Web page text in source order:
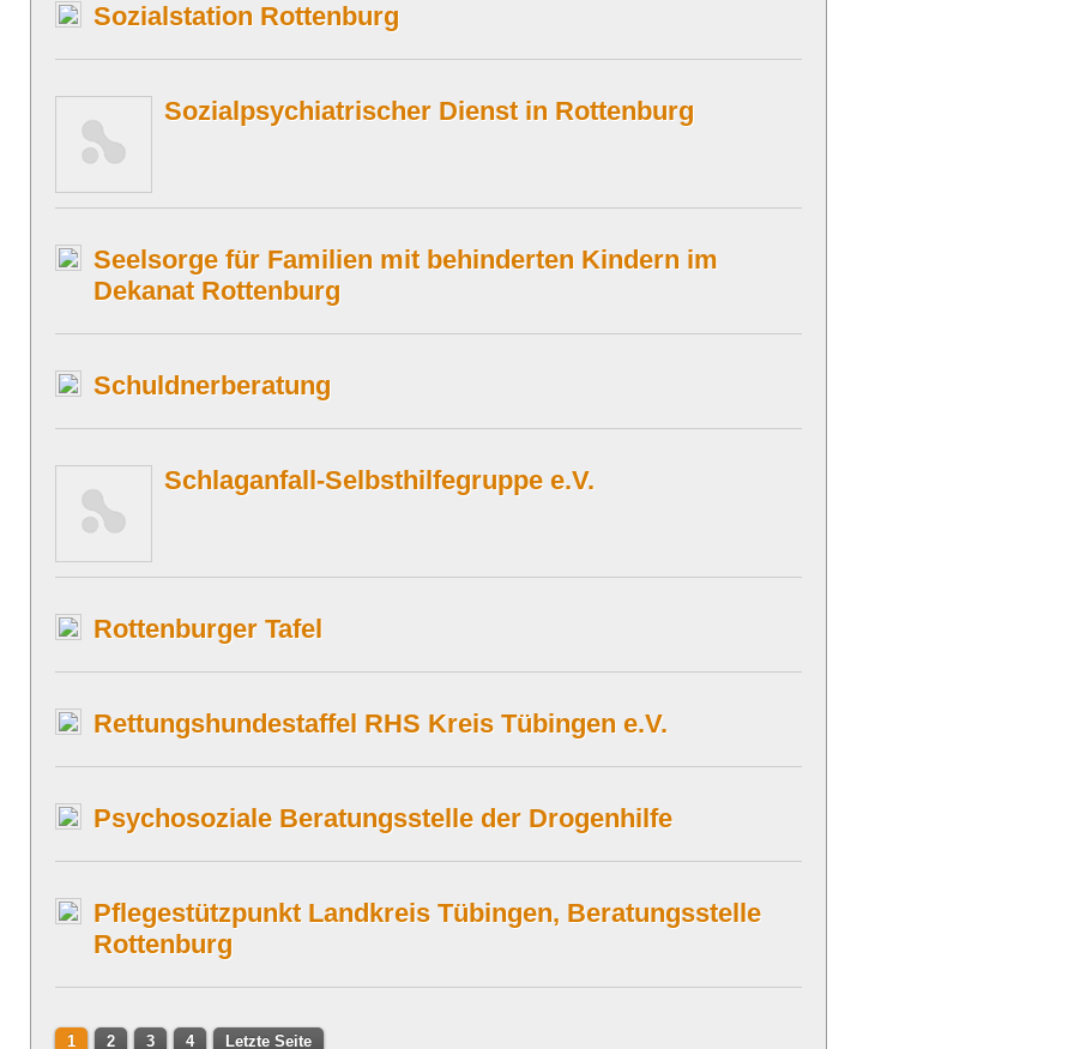
Sozialstation Rottenburg
Sozialpsychiatrischer Dienst in Rottenburg
Seelsorge für Familien mit behinderten Kindern im
Dekanat Rottenburg
Schuldnerberatung
Schlaganfall-Selbsthilfegruppe e.V.
Rottenburger Tafel
Rettungshundestaffel RHS Kreis Tübingen e.V.
Psychosoziale Beratungsstelle der Drogenhilfe
Pflegestützpunkt Landkreis Tübingen, Beratungsstelle
Rottenburg
1 2 3 4 Letzte Seite